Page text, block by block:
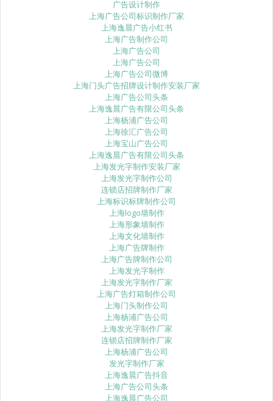
广告设计制作
上海广告公司标识制作厂家
上海逸晨广告小红书
上海广告制作公司
上海广告公司
上海广告公司
上海广告公司微博
上海门头广告招牌设计制作安装厂家
上海广告公司头条
上海逸晨广告有限公司头条
上海杨浦广告公司
上海徐汇广告公司
上海宝山广告公司
上海逸晨广告有限公司头条
上海发光字制作安装厂家
上海发光字制作公司
连锁店招牌制作厂家
上海标识标牌制作公司
上海logo墙制作
上海形象墙制作
上海文化墙制作
上海广告牌制作
上海广告牌制作公司
上海发光字制作
上海发光字制作厂家
上海广告灯箱制作公司
上海门头制作公司
上海杨浦广告公司
上海发光字制作厂家
连锁店招牌制作厂家
上海杨浦广告公司
发光字制作厂家
上海逸晨广告抖音
上海广告公司头条
上海逸晨广告公司